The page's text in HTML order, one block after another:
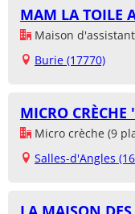
MAM LA TOILE
Maison
Burie (17770)
MICRO
Micro crèche (9
Salles-d'Angles